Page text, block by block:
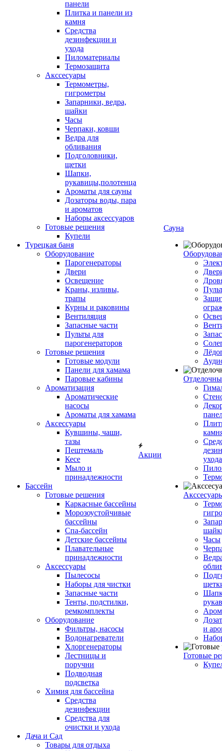
панели
Плитка и панели из
камня
Средства
дезинфекции и
ухода
Пиломатериалы
Термозащита
Аксcесуары
Термометры,
гигрометры
Запарники, ведра,
шайки
Часы
Черпаки, ковши
Ведра для
обливания
Подголовники,
щетки
Шапки,
рукавицы,полотенца
Ароматы для сауны
Дозаторы воды, пара
и ароматов
Наборы аксессуаров
Готовые решения
Купели
Турецкая баня
Оборудование
Парогенераторы
Двери
Освещение
Краны, изливы,
трапы
Курны и раковины
Вентиляция
Запасные части
Пульты для
парогенераторов
Готовые решения
Готовые модули
Панели для хамама
Паровые кабины
Ароматизация
Ароматические
насосы
Ароматы для хамама
Аксессуары
Кувшины, чаши,
тазы
Пештемаль
Кесе
Мыло и
принадлежности
Бассейн
Готовые решения
Каркасные бассейны
Морозоустойчивые
бассейны
Спа-бассейн
Детские бассейны
Плавательные
принадлежности
Аксессуары
Пылесосы
Наборы для чистки
Запасные части
Тенты, подстилки,
ремкомплекты
Оборудование
Фильтры, насосы
Водонагреватели
Хлоргенераторы
Лестницы и
поручни
Подводная
подсветка
Химия для бассейна
Средства
дезинфекции
Средства для
очистки и ухода
Дача и Сад
Товары для отдыха
Акции
Сауна
ухода
Часы
и
Готовые